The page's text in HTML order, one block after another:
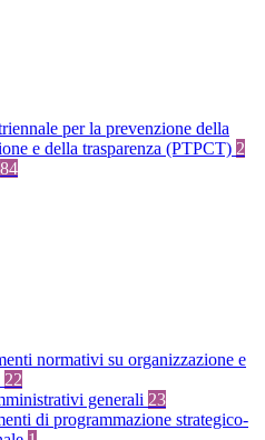
per la prevenzione della
e della trasparenza (PTPCT) 2
84
normativi su organizzazione e
22
generali 23
di programmazione strategico-